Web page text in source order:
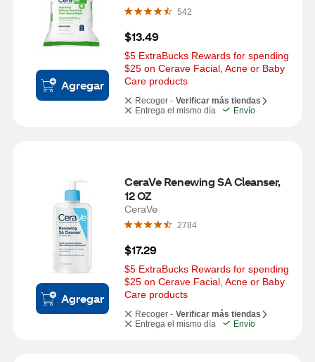
Agregar
542
$13.49
$5 ExtraBucks Rewards for spending
$25 on Cerave Facial, Acne or Baby
Care products
Recoger - Verificar más tiendas
Entrega el mismo día
Envío
Agregar
CeraVe Renewing SA Cleanser,
12 OZ
CeraVe
2784
$17.29
$5 ExtraBucks Rewards for spending
$25 on Cerave Facial, Acne or Baby
Care products
Recoger - Verificar más tiendas
Entrega el mismo día
Envío